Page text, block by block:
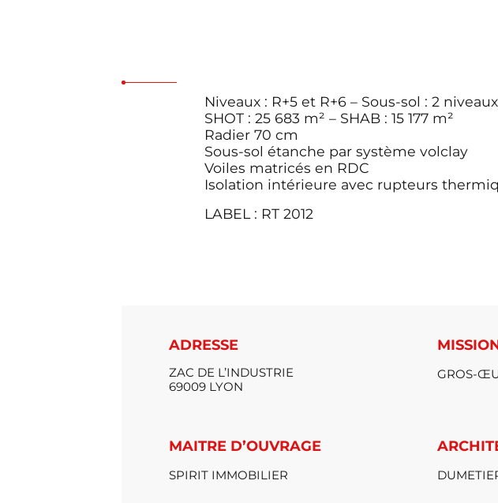
Niveaux : R+5 et R+6 – Sous-sol : 2
SHOT : 25 683 m² – SHAB : 15 177 m²
Radier 70 cm
Sous-sol étanche par système volclay
Voiles matricés en RDC
Isolation intérieure avec rupteurs
LABEL : RT 2012
ADRESSE
ZAC DE L’INDUSTRIE
69009 LYON
GROS-
MAITRE D’OUVRAGE
SPIRIT IMMOBILIER